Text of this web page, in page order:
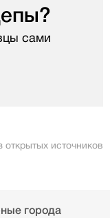
сами
источников
города